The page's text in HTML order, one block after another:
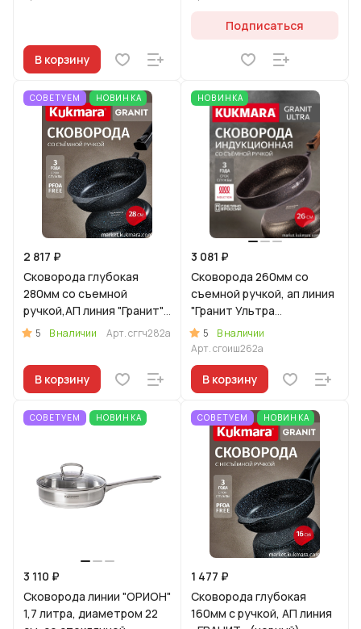
В корзину
Подписаться
СОВЕТУЕМ НОВИНКА
2 817 ₽
Сковорода глубокая
280мм со съемной
ручкой,АП линия "Гранит"
(черный)
5 В наличии Арт.сггч282а
В корзину
НОВИНКА
3 081 ₽
Сковорода 260мм со
съемной ручкой, ап линия
"Гранит Ультра
Индукционная"
(оригинальный)
5
В наличии
Арт.сгоиш262а
В корзину
СОВЕТУЕМ НОВИНКА
3 110 ₽
Сковорода линии "ОРИОН"
1,7 литра, диаметром 22
СОВЕТУЕМ НОВИНКА
1 477 ₽
Сковорода глубокая
160мм с ручкой, АП линия